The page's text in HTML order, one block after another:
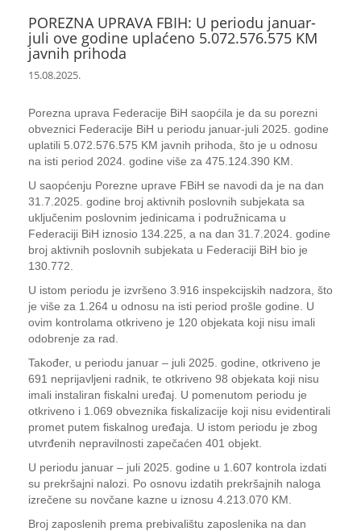
POREZNA UPRAVA FBIH: U periodu januar-
juli ove godine uplaćeno 5.072.576.575 KM
javnih prihoda
15.08.2025.
Porezna uprava Federacije BiH saopćila je da su porezni
obveznici Federacije BiH u periodu januar-juli 2025. godine
uplatili 5.072.576.575 KM javnih prihoda, što je u odnosu
na isti period 2024. godine više za 475.124.390 KM.
U saopćenju Porezne uprave FBiH se navodi da je na dan
31.7.2025. godine broj aktivnih poslovnih subjekata sa
uključenim poslovnim jedinicama i podružnicama u
Federaciji BiH iznosio 134.225, a na dan 31.7.2024. godine
broj aktivnih poslovnih subjekata u Federaciji BiH bio je
130.772.
U istom periodu je izvršeno 3.916 inspekcijskih nadzora, što
je više za 1.264 u odnosu na isti period prošle godine. U
ovim kontrolama otkriveno je 120 objekata koji nisu imali
odobrenje za rad.
Također, u periodu januar – juli 2025. godine, otkriveno je
691 neprijavljeni radnik, te otkriveno 98 objekata koji nisu
imali instaliran fiskalni uređaj. U pomenutom periodu je
otkriveno i 1.069 obveznika fiskalizacije koji nisu evidentirali
promet putem fiskalnog uređaja. U istom periodu je zbog
utvrđenih nepravilnosti zapečaćen 401 objekt.
U periodu januar – juli 2025. godine u 1.607 kontrola izdati
su prekršajni nalozi. Po osnovu izdatih prekršajnih naloga
izrečene su novčane kazne u iznosu 4.213.070 KM.
Broj zaposlenih prema prebivalištu zaposlenika na dan